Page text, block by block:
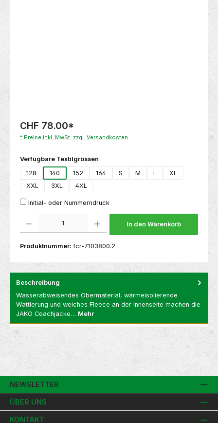
CHF 78.00*
* Preise inkl. MwSt. zzgl. Versandkosten
Verfügbare Textilgrössen
128
140 152 164 S M L
XL
XXL
3XL 4XL
Initial- oder Nummerndruck
Produkt Anzahl: Gib den gewünschten Wert ein oder benutze die Schaltflächen um
In den Warenkorb
Produktnummer: fcr-7103800.2
Beschreibung
Wasserabweisendes Obermaterial, wärmeisolierende
Wattierung und weiches Fleece an der Innenseite machen die
JAKO Coachjacke… Mehr
NEWSLETTER
ÜBER UNS
KONTAKT